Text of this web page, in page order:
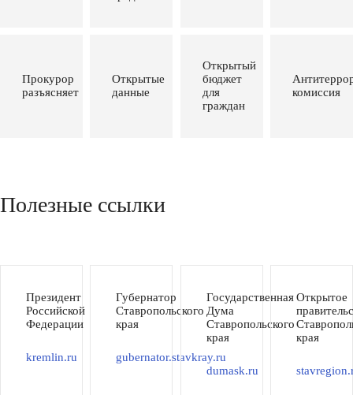
Прокурор
разъясняет
Открытые
данные
Открытый
бюджет
для
граждан
комиссия
Полезные ссылки
Президент
Российской
Федерации
kremlin.ru
Губернатор
Ставропольского
края
gubernator.stavkray.ru
Государственная
Дума
Ставропольского
края
dumask.ru
Открытое
края